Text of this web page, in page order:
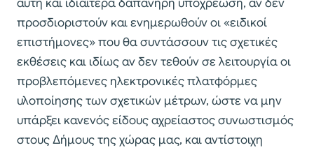
αυτή και ιδιαίτερα δαπανηρή υποχρέωση, αν δεν
προσδιοριστούν και ενημερωθούν οι «ειδικοί
επιστήμονες» που θα συντάσσουν τις σχετικές
εκθέσεις και ιδίως αν δεν τεθούν σε λειτουργία οι
προβλεπόμενες ηλεκτρονικές πλατφόρμες
υλοποίησης των σχετικών μέτρων, ώστε να μην
υπάρξει κανενός είδους αχρείαστος συνωστισμός
στους Δήμους της χώρας μας, και αντίστοιχη